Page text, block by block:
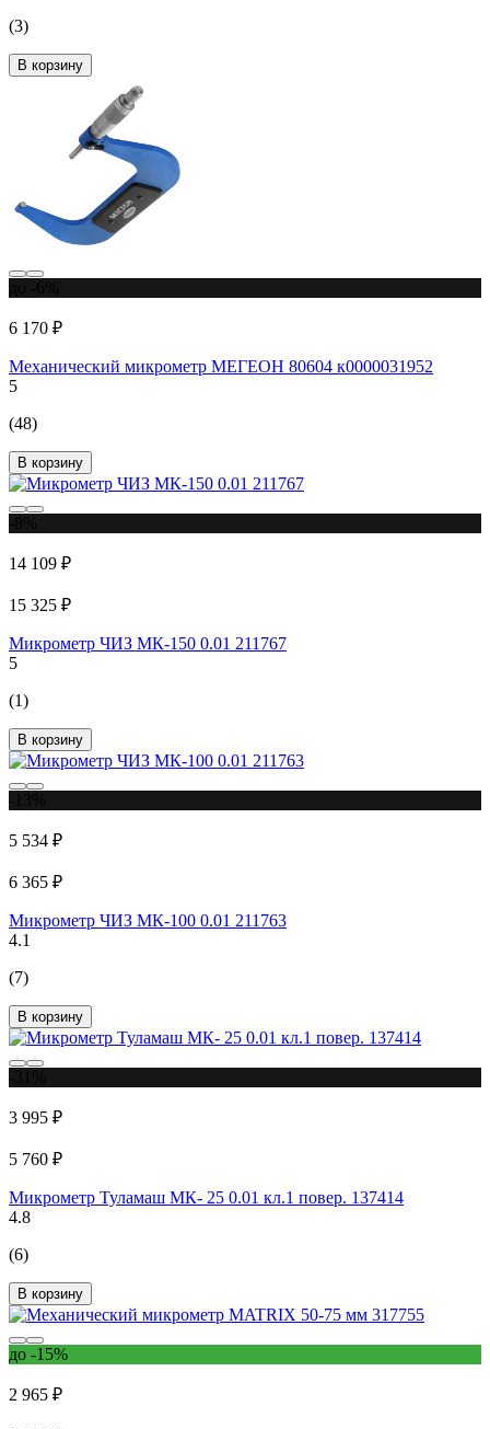
(3)
В корзину
6 170 ₽
Механический микрометр МЕГЕОН 80604 к0000031952
5
(48)
В корзину
14 109 ₽
15 325 ₽
Микрометр ЧИЗ МК-150 0.01 211767
5
(1)
В корзину
5 534 ₽
6 365 ₽
Микрометр ЧИЗ МК-100 0.01 211763
4.1
(7)
В корзину
3 995 ₽
5 760 ₽
Микрометр Туламаш МК- 25 0.01 кл.1 повер. 137414
4.8
(6)
В корзину
до -15%
2 965 ₽